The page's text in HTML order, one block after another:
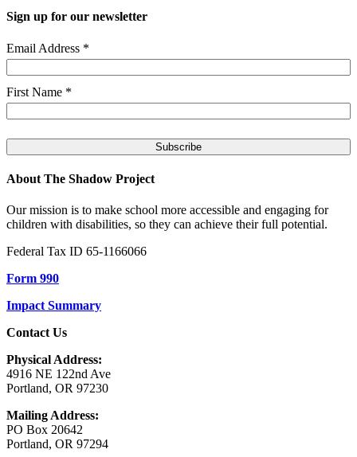
Sign up for our newsletter
Email Address *
First Name *
About The Shadow Project
Our mission is to make school more accessible and engaging for
children with disabilities, so they can achieve their full potential.
Federal Tax ID 65-1166066
Form 990
Impact Summary
Contact Us
Physical Address:
4916 NE 122nd Ave
Portland, OR 97230
Mailing Address:
PO Box 20642
Portland, OR 97294